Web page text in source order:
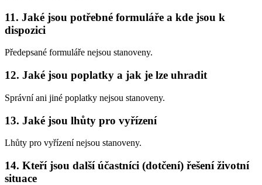
11. Jaké jsou potřebné formuláře a kde jsou k
dispozici
Předepsané formuláře nejsou stanoveny.
12. Jaké jsou poplatky a jak je lze uhradit
Správní ani jiné poplatky nejsou stanoveny.
13. Jaké jsou lhůty pro vyřízení
Lhůty pro vyřízení nejsou stanoveny.
14. Kteří jsou další účastníci (dotčení) řešení životní
situace